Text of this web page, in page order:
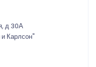
д 30А
Карлсон"